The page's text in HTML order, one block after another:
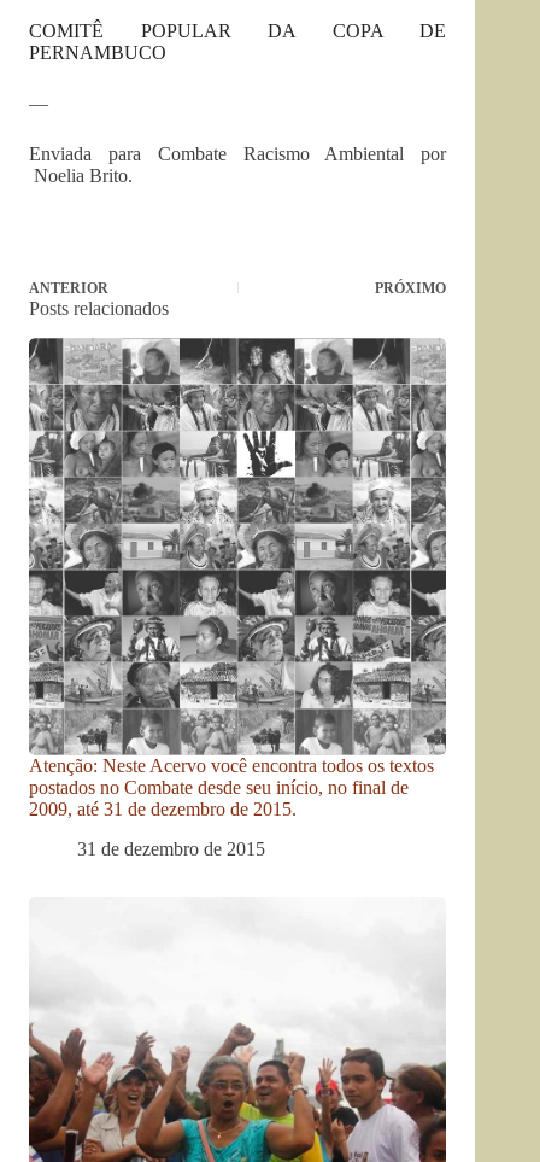
COMITÊ POPULAR DA COPA DE
PERNAMBUCO
—
Enviada para Combate Racismo Ambiental por
Noelia Brito.
ANTERIOR PRÓXIMO
Posts relacionados
Atenção: Neste Acervo você encontra todos os textos
postados no Combate desde seu início, no final de
2009, até 31 de dezembro de 2015.
31 de dezembro de 2015